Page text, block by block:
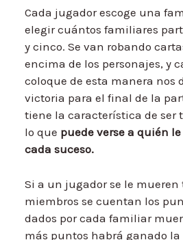
Cada jugador escoge una
elegir cuántos familiares
y cinco. Se van robando
encima de los personajes, y
coloque de esta manera nos
victoria para el final de la
tiene la característica de ser
lo que puede verse a quién
cada suceso.
Si a un jugador se le mueren
miembros se cuentan los
dados por cada familiar
más puntos habrá ganado